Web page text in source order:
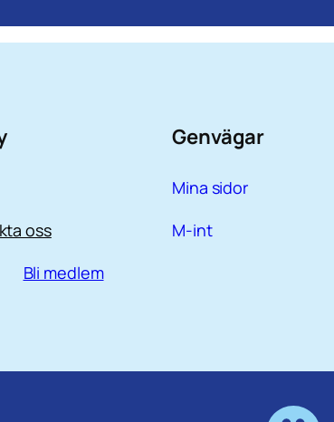
oss
Bli medlem
Genvägar
Mina sidor
M-int